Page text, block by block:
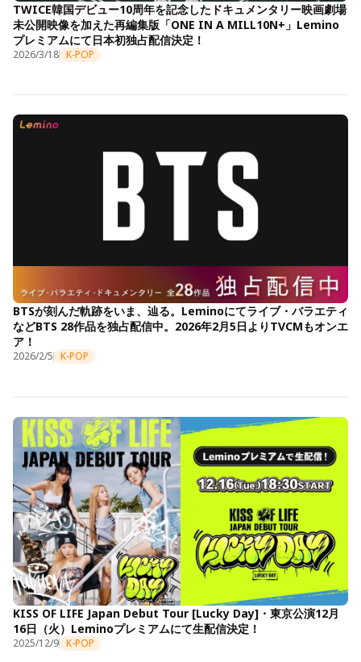
TWICE韓国デビュー10周年を記念したドキュメンタリー映画劇場
未公開映像を加えた再編集版「ONE IN A MILL10N+」Lemino
プレミアムにて日本初独占配信決定！
2026/3/18 K-POP
BTSが刻んだ軌跡をいま、辿る。Leminoにてライブ・バラエティ
などBTS 28作品を独占配信中。2026年2月5日よりTVCMもオンエ
ア！
2026/2/5 K-POP
KISS OF LIFE Japan Debut Tour [Lucky Day]・東京公演12月
16日（火）Leminoプレミアムにて生配信決定！
2025/12/9 K-POP